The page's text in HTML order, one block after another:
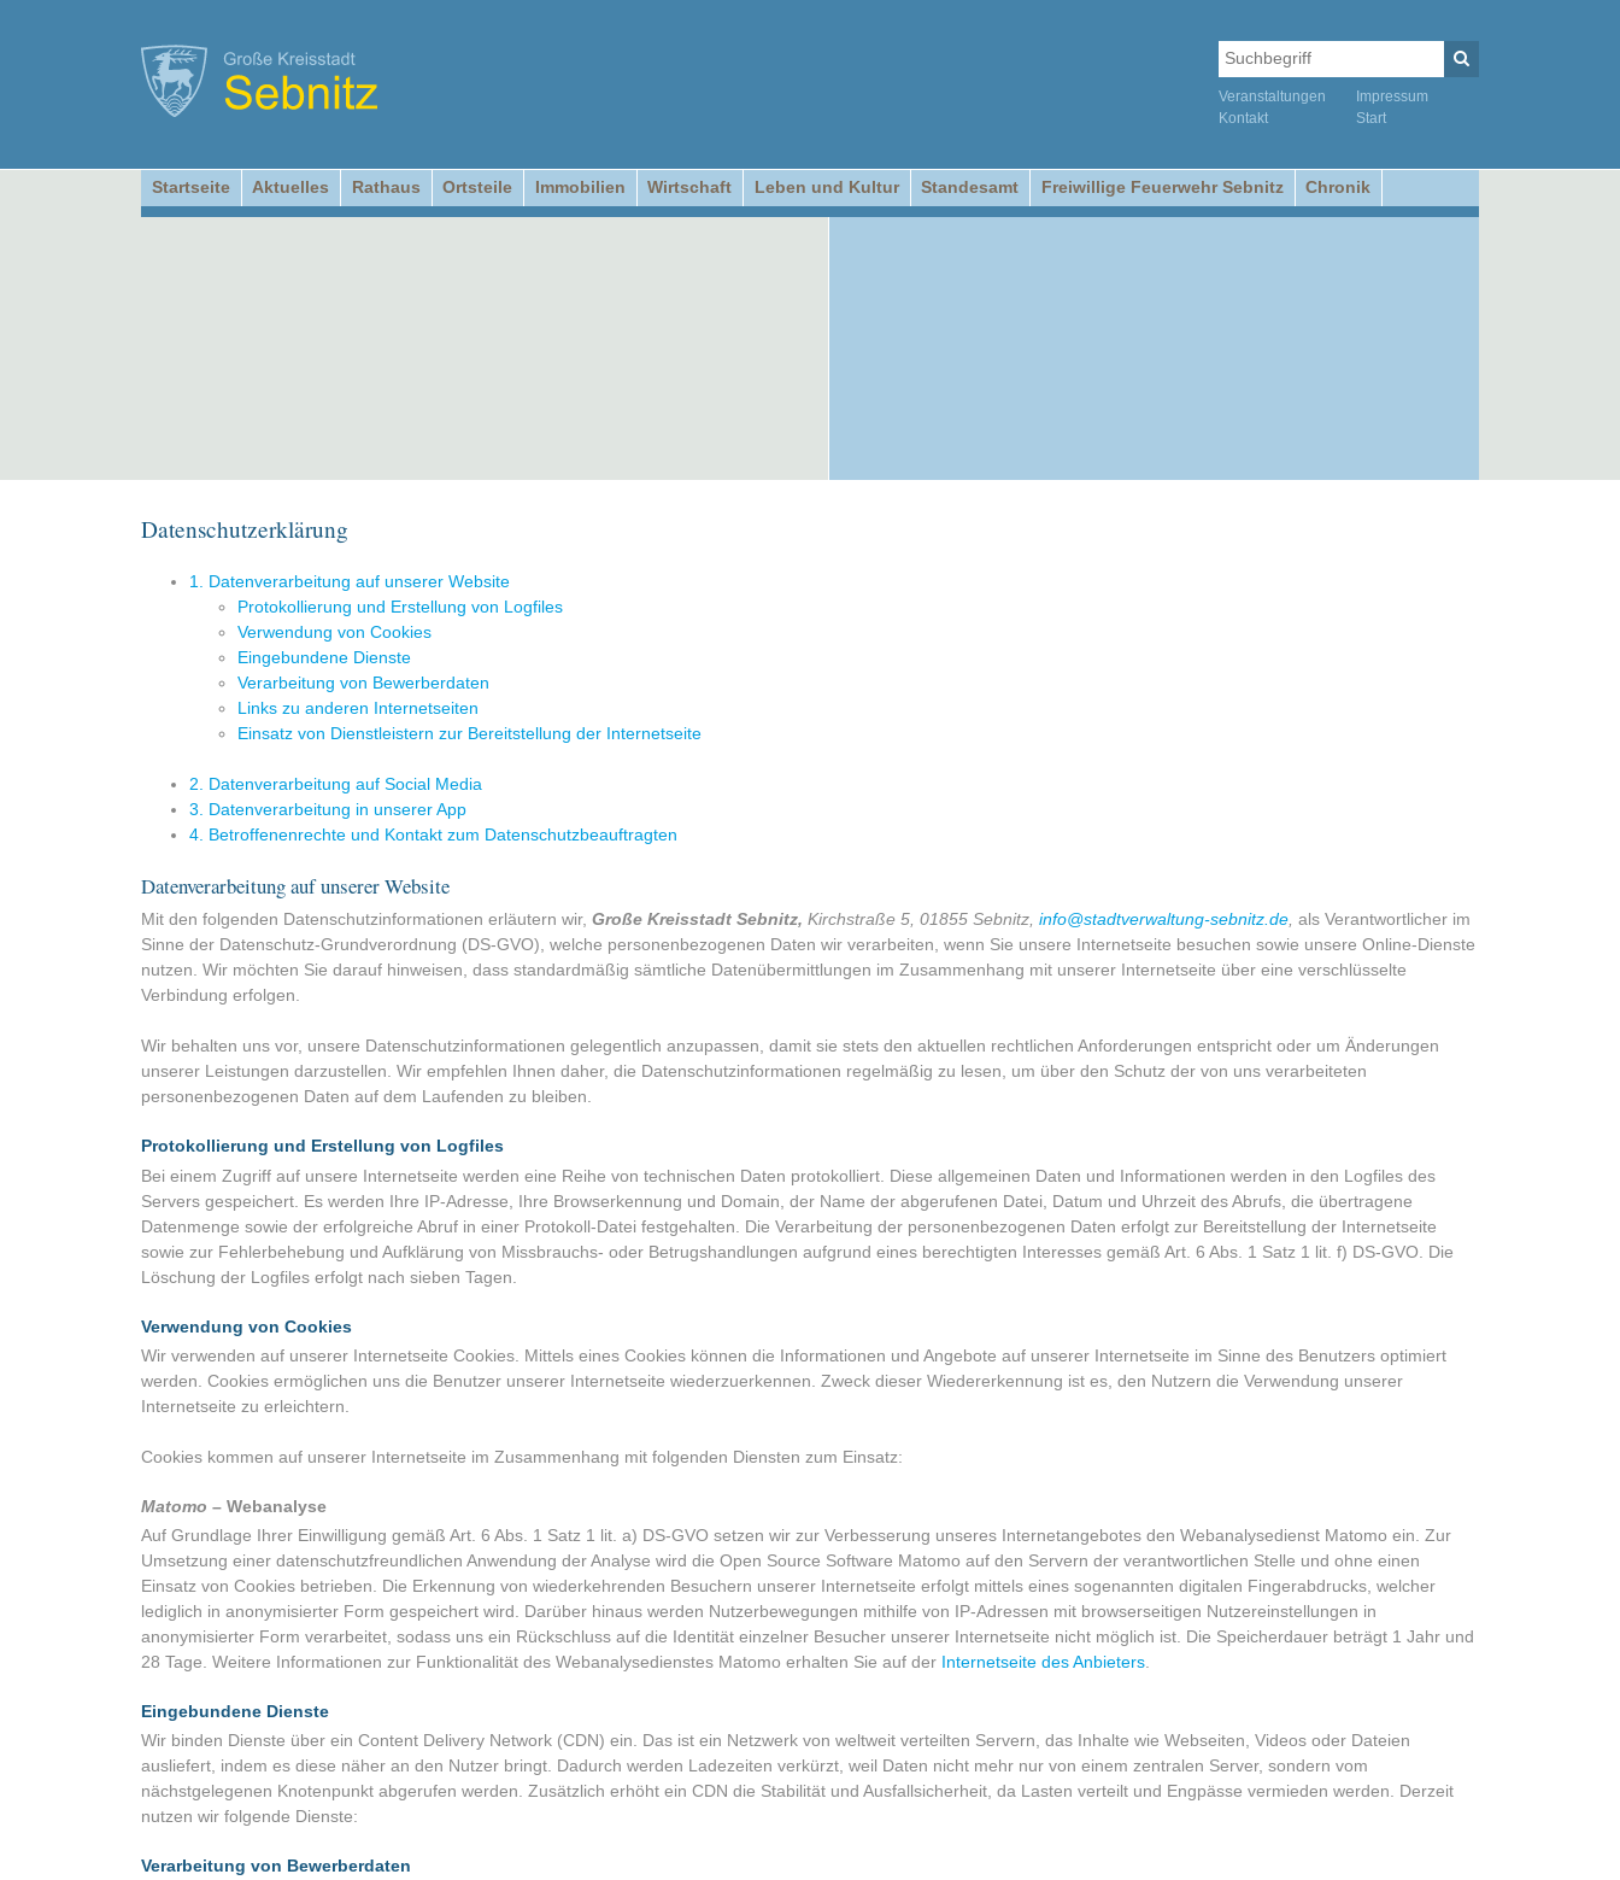
Veranstaltungen
Kontakt
Impressum
Start
Startseite Aktuelles Rathaus Ortsteile Immobilien Wirtschaft Leben und Kultur Standesamt Freiwillige Feuerwehr Sebnitz Chronik
Datenschutzerklärung
1. Datenverarbeitung auf unserer Website
Protokollierung und Erstellung von Logfiles
Verwendung von Cookies
Eingebundene Dienste
Verarbeitung von Bewerberdaten
Links zu anderen Internetseiten
Einsatz von Dienstleistern zur Bereitstellung der Internetseite
2. Datenverarbeitung auf Social Media
3. Datenverarbeitung in unserer App
4. Betroffenenrechte und Kontakt zum Datenschutzbeauftragten
Datenverarbeitung auf unserer Website
Mit den folgenden Datenschutzinformationen erläutern wir, Große Kreisstadt Sebnitz, Kirchstraße 5, 01855 Sebnitz, info@stadtverwaltung-sebnitz.de, als Verantwortlicher im
Sinne der Datenschutz-Grundverordnung (DS-GVO), welche personenbezogenen Daten wir verarbeiten, wenn Sie unsere Internetseite besuchen sowie unsere Online-Dienste
nutzen. Wir möchten Sie darauf hinweisen, dass standardmäßig sämtliche Datenübermittlungen im Zusammenhang mit unserer Internetseite über eine verschlüsselte
Verbindung erfolgen.
Wir behalten uns vor, unsere Daten­schutz­informationen gelegentlich anzupassen, damit sie stets den aktuellen recht­lichen Anfor­de­rungen entspricht oder um Änderungen
unserer Leistungen darzustellen. Wir empfehlen Ihnen daher, die Datenschutzinformationen regel­mäßig zu lesen, um über den Schutz der von uns verarbeiteten
personenbezogenen Daten auf dem Laufenden zu bleiben.
Protokollierung und Erstellung von Logfiles
Bei einem Zugriff auf unsere Internetseite werden eine Reihe von technischen Daten protokolliert. Diese allgemeinen Daten und Informationen werden in den Logfiles des
Servers gespeichert. Es werden Ihre IP-Adresse, Ihre Browserkennung und Domain, der Name der abgerufenen Datei, Datum und Uhrzeit des Abrufs, die übertragene
Datenmenge sowie der erfolgreiche Abruf in einer Protokoll-Datei festgehalten. Die Verarbeitung der personenbezogenen Daten erfolgt zur Bereitstellung der Internetseite
sowie zur Fehlerbehebung und Aufklärung von Missbrauchs- oder Betrugshandlungen aufgrund eines berechtigten Interesses gemäß Art. 6 Abs. 1 Satz 1 lit. f) DS-GVO. Die
Löschung der Logfiles erfolgt nach sieben Tagen.
Verwendung von Cookies
Wir verwenden auf unserer Internetseite Cookies. Mittels eines Cookies können die Informationen und Angebote auf unserer Internetseite im Sinne des Benutzers optimiert
werden. Cookies ermöglichen uns die Benutzer unserer Internetseite wiederzuerkennen. Zweck dieser Wiedererkennung ist es, den Nutzern die Verwendung unserer
Internetseite zu erleichtern.
Cookies kommen auf unserer Internetseite im Zusammenhang mit folgenden Diensten zum Einsatz:
Matomo – Webanalyse
Auf Grundlage Ihrer Einwilligung gemäß Art. 6 Abs. 1 Satz 1 lit. a) DS-GVO setzen wir zur Verbesserung unseres Internetangebotes den Webanalysedienst Matomo ein. Zur
Umsetzung einer datenschutzfreundlichen Anwendung der Analyse wird die Open Source Software Matomo auf den Servern der verantwortlichen Stelle und ohne einen
Einsatz von Cookies betrieben. Die Erkennung von wiederkehrenden Besuchern unserer Internetseite erfolgt mittels eines sogenannten digitalen Fingerabdrucks, welcher
lediglich in anonymisierter Form gespeichert wird. Darüber hinaus werden Nutzerbewegungen mithilfe von IP-Adressen mit browserseitigen Nutzereinstellungen in
anonymisierter Form verarbeitet, sodass uns ein Rückschluss auf die Identität einzelner Besucher unserer Internetseite nicht möglich ist. Die Speicherdauer beträgt 1 Jahr und
28 Tage. Weitere Informationen zur Funktionalität des Webanalysedienstes Matomo erhalten Sie auf der Internetseite des Anbieters
Eingebundene Dienste
Wir binden Dienste über ein Content Delivery Network (CDN) ein. Das ist ein Netzwerk von weltweit verteilten Servern, das Inhalte wie Webseiten, Videos oder Dateien
ausliefert, indem es diese näher an den Nutzer bringt. Dadurch werden Ladezeiten verkürzt, weil Daten nicht mehr nur von einem zentralen Server, sondern vom
nächstgelegenen Knotenpunkt abgerufen werden. Zusätzlich erhöht ein CDN die Stabilität und Ausfallsicherheit, da Lasten verteilt und Engpässe vermieden werden. Derzeit
nutzen wir folgende Dienste:
Verarbeitung von Bewerberdaten